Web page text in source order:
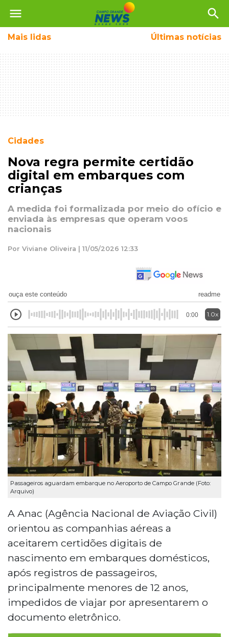
menu search
Mais lidas Últimas notícias
Cidades
Nova regra permite certidão
digital em embarques com
crianças
A medida foi formalizada por meio do ofício e
enviada às empresas que operam voos
nacionais
Por Viviane Oliveira | 11/05/2026 12:33
ouça este conteúdo readme
0:00 1.0x
Passageiros aguardam embarque no Aeroporto de Campo Grande (Foto:
Arquivo)
A Anac (Agência Nacional de Aviação Civil)
orientou as companhias aéreas a
aceitarem certidões digitais de
nascimento em embarques domésticos,
após registros de passageiros,
principalmente menores de 12 anos,
impedidos de viajar por apresentarem o
documento eletrônico.